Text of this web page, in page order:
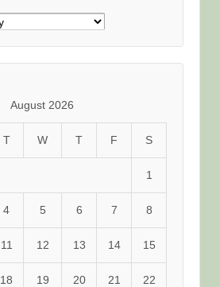
August 2026
T W T F S
1
4 5 6 7 8
11 12 13 14 15
18 19 20 21 22